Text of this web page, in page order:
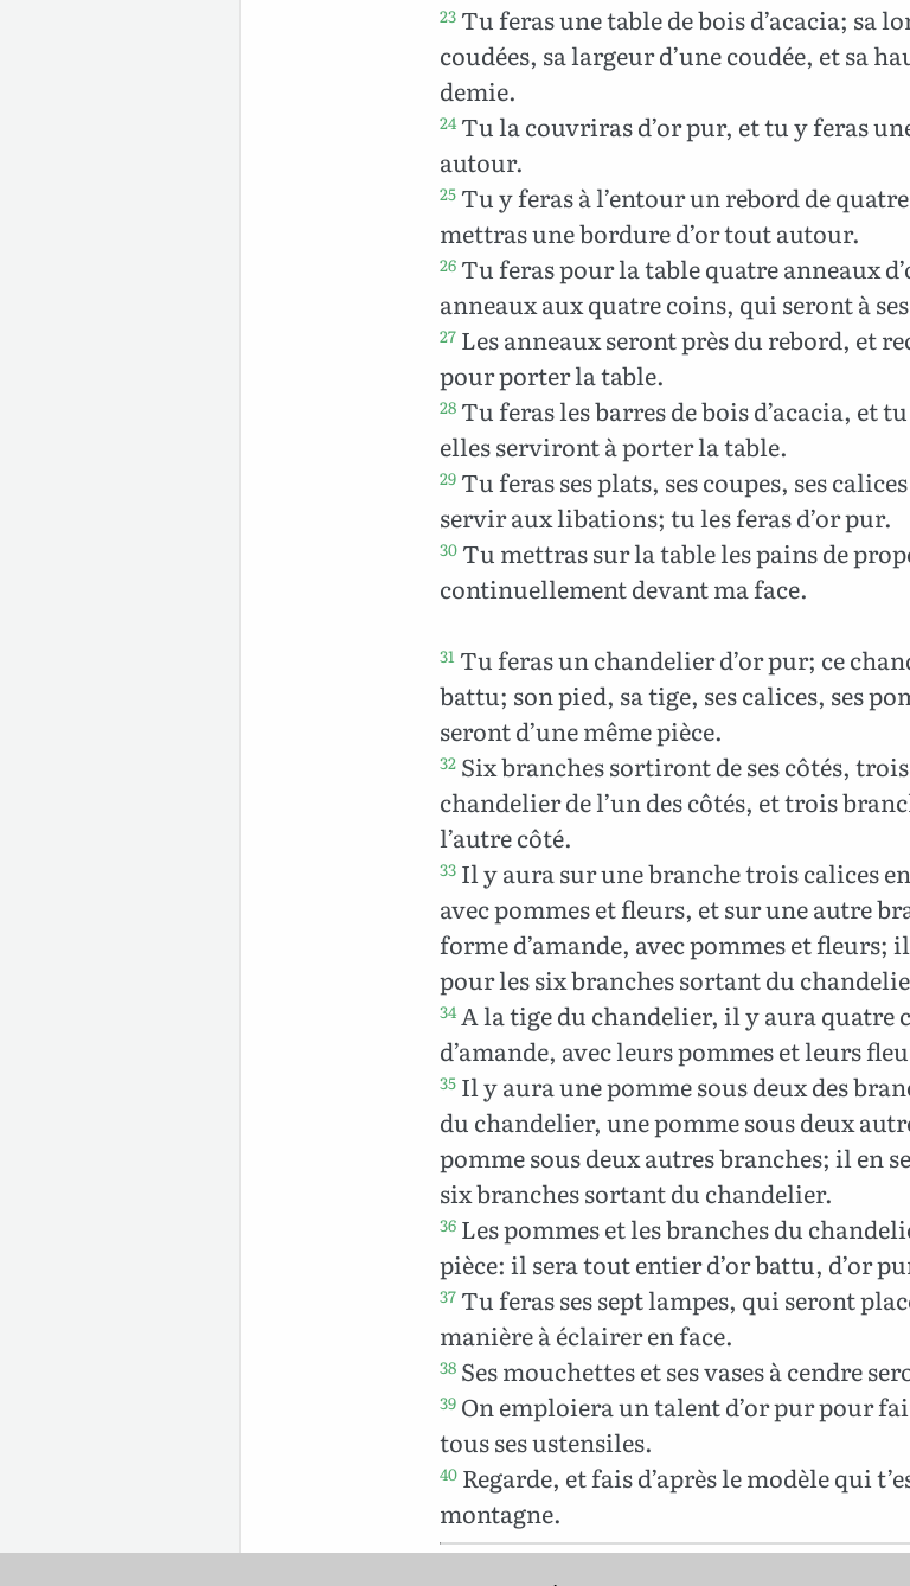
23 Tu feras une table de bois d’acacia; sa
coudées, sa largeur d’une coudée, et sa
demie.
24 Tu la couvriras d’or pur, et tu y feras
autour.
25 Tu y feras à l’entour un rebord de
mettras une bordure d’or tout autour.
26 Tu feras pour la table quatre anneaux
anneaux aux quatre coins, qui seront à
27 Les anneaux seront près du rebord, et
pour porter la table.
28 Tu feras les barres de bois d’acacia, et
elles serviront à porter la table.
29 Tu feras ses plats, ses coupes, ses
servir aux libations; tu les feras d’or pur.
30 Tu mettras sur la table les pains de
continuellement devant ma face.
31 Tu feras un chandelier d’or pur; ce
battu; son pied, sa tige, ses calices, ses
seront d’une même pièce.
32 Six branches sortiront de ses côtés,
chandelier de l’un des côtés, et trois
l’autre côté.
33 Il y aura sur une branche trois calices
avec pommes et fleurs, et sur une autre
forme d’amande, avec pommes et fleurs;
pour les six branches sortant du
34 A la tige du chandelier, il y aura quatre
d’amande, avec leurs pommes et leurs
35 Il y aura une pomme sous deux des
du chandelier, une pomme sous deux
pomme sous deux autres branches; il en
six branches sortant du chandelier.
36 Les pommes et les branches du
pièce: il sera tout entier d’or battu, d’or
37 Tu feras ses sept lampes, qui seront
manière à éclairer en face.
38 Ses mouchettes et ses vases à cendre
39 On emploiera un talent d’or pur pour
tous ses ustensiles.
40 Regarde, et fais d’après le modèle qui
montagne.